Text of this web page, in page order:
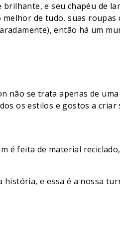
brilhante, e seu chapéu de
melhor de tudo, suas
então há um
não se trata apenas de
os estilos e gostos a
é feita de material
história, e essa é a nossa